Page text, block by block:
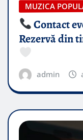
MUZICA
Contact
Rezervă din
admin